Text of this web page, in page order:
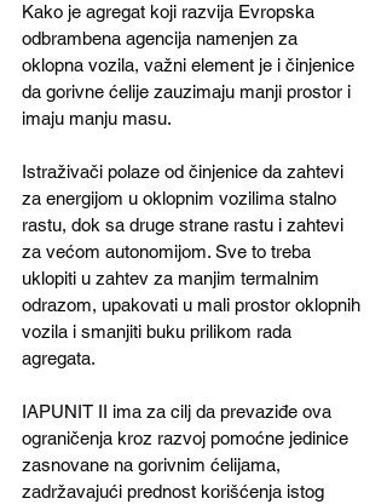
Kako je agregat koji razvija Evropska
odbrambena agencija namenjen za
oklopna vozila, važni element je i činjenice
da gorivne ćelije zauzimaju manji prostor i
imaju manju masu.
Istraživači polaze od činjenice da zahtevi
za energijom u oklopnim vozilima stalno
rastu, dok sa druge strane rastu i zahtevi
za većom autonomijom. Sve to treba
uklopiti u zahtev za manjim termalnim
odrazom, upakovati u mali prostor oklopnih
vozila i smanjiti buku prilikom rada
agregata.
IAPUNIT II ima za cilj da prevaziđe ova
ograničenja kroz razvoj pomoćne jedinice
zasnovane na gorivnim ćelijama,
zadržavajući prednost korišćenja istog